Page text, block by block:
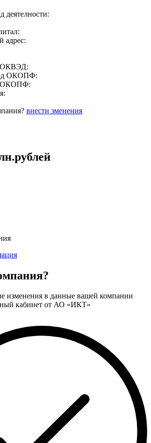
деятелности:
адрес:
ОКВЭД:
ОКОПФ:
ОКОПФ:
внести зменения
изменения в данные вашей компании
кабинет от АО «ИКТ»